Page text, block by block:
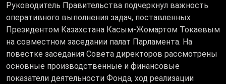
Руководитель Правительства подчеркнул важность
оперативного выполнения задач, поставленных
Президентом Казахстана Касым-Жомартом Токаевым
на совместном заседании палат Парламента. На
повестке заседания Совета директоров рассмотрены
основные производственные и финансовые
показатели деятельности Фонда, ход реализации